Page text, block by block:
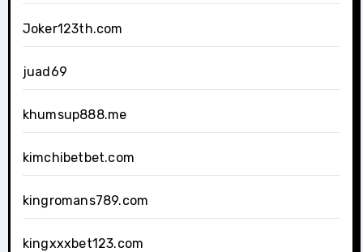
Joker123th.com
juad69
khumsup888.me
kimchibetbet.com
kingromans789.com
kingxxxbet123.com